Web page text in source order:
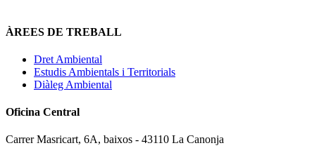
ÀREES DE TREBALL
Dret Ambiental
Estudis Ambientals i Territorials
Diàleg Ambiental
Oficina Central
Carrer Masricart, 6A, baixos - 43110 La Canonja